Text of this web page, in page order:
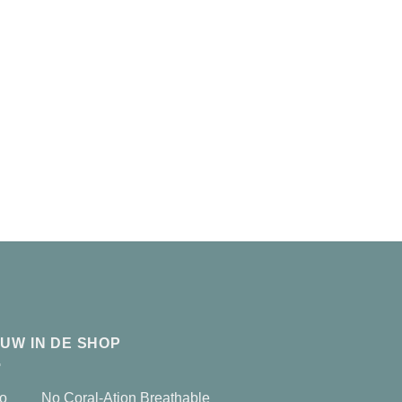
IN DE SHOP
No Coral-Ation Breathable